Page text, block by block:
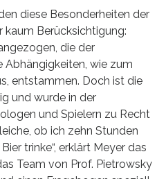
diese Besonderheiten der
kaum Berücksichtigung:
die der
Abhängigkeiten, wie zum
entstammen. Doch ist die
und wurde in der
und Spielern zu Recht
ob ich zehn Stunden
trinke“, erklärt Meyer das
Team von Prof. Pietrowsky